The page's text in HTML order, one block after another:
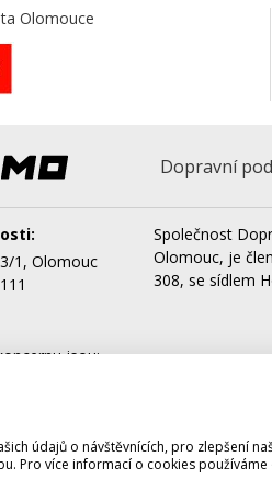
Olomouce
Dopravní
1, Olomouc
Společnost
Olomouc, je
308, se sídlem
jsou:
Olomouc, a.s.
údajů o návštěvnících, pro zlepšení
Pro více informací o cookies používáme